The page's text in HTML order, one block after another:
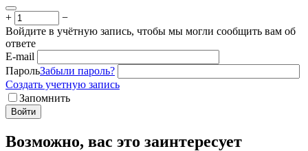
+
−
Войдите в учётную запись, чтобы мы могли сообщить вам об
ответе
E-mail
ПарольЗабыли пароль?
Создать учетную запись
Запомнить
Войти
Возможно, вас это заинтересует